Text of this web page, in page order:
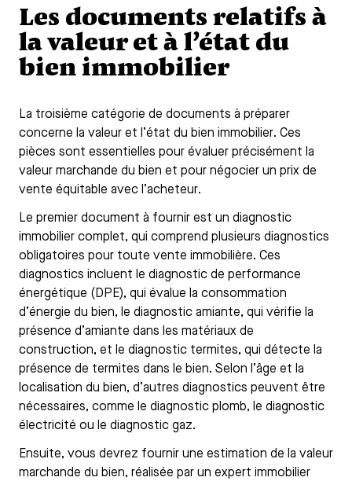
Les documents relatifs à
la valeur et à l’état du
bien immobilier
La troisième catégorie de documents à préparer
concerne la valeur et l’état du bien immobilier. Ces
pièces sont essentielles pour évaluer précisément la
valeur marchande du bien et pour négocier un prix de
vente équitable avec l’acheteur.
Le premier document à fournir est un diagnostic
immobilier complet, qui comprend plusieurs diagnostics
obligatoires pour toute vente immobilière. Ces
diagnostics incluent le diagnostic de performance
énergétique (DPE), qui évalue la consommation
d’énergie du bien, le diagnostic amiante, qui vérifie la
présence d’amiante dans les matériaux de
construction, et le diagnostic termites, qui détecte la
présence de termites dans le bien. Selon l’âge et la
localisation du bien, d’autres diagnostics peuvent être
nécessaires, comme le diagnostic plomb, le diagnostic
électricité ou le diagnostic gaz.
Ensuite, vous devrez fournir une estimation de la valeur
marchande du bien, réalisée par un expert immobilier